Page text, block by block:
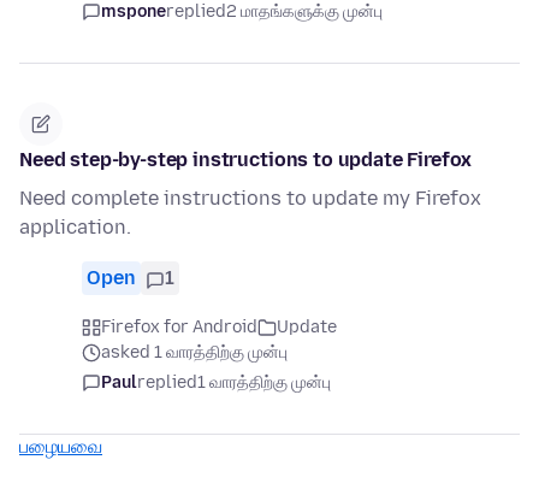
msponereplied2 மாதங்களுக்கு முன்பு
Need step-by-step instructions to update Firefox
Need complete instructions to update my Firefox
application.
Open 1
Firefox for Android
Update
asked 1 வாரத்திற்கு முன்பு
Paulreplied1 வாரத்திற்கு முன்பு
பழையவை